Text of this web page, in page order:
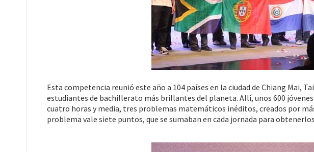
Esta competencia reunió este año a 104 países en la ciudad de Chiang Mai,
estudiantes de bachillerato más brillantes del planeta. Allí, unos 600
cuatro horas y media, tres problemas matemáticos inéditos, creados por
problema vale siete puntos, que se sumaban en cada jornada para